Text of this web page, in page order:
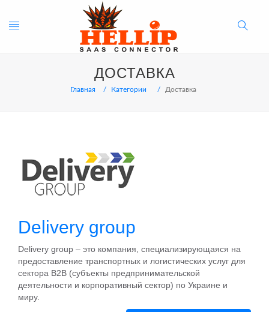
Toggle Search
ДОСТАВКА
Главная Категории Доставка
Delivery group
Delivery group – это компания, специализирующаяся на
предоставление транспортных и логистических услуг для
сектора B2B (субъекты предпринимательской
деятельности и корпоративный сектор) по Украине и
миру.